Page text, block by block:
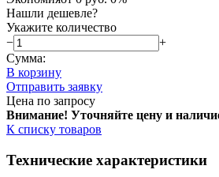
Нашли дешевле?
Укажите количество
−
+
Сумма:
В корзину
Отправить заявку
Цена по запросу
Внимание! Уточняйте цену и
К списку товаров
Технические характеристики